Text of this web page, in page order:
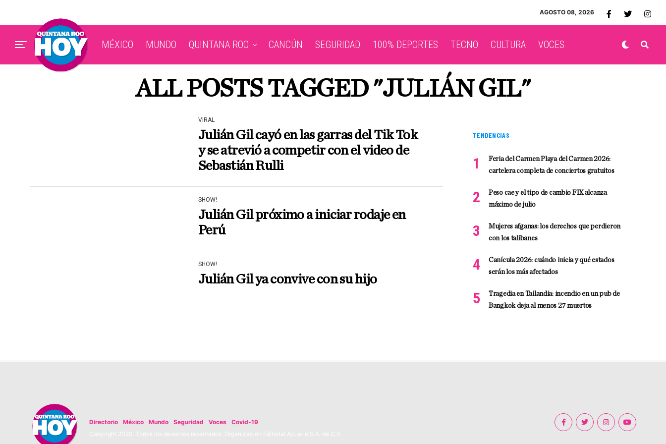
AGOSTO 08, 2026
MÉXICO MUNDO QUINTANA ROO CANCÚN SEGURIDAD 100% DEPORTES TECNO CULTURA VOCES
ALL POSTS TAGGED "JULIÁN GIL"
VIRAL
Julián Gil cayó en las garras del Tik Tok
y se atrevió a competir con el video de
Sebastián Rulli
SHOW!
Julián Gil próximo a iniciar rodaje en
Perú
SHOW!
Julián Gil ya convive con su hijo
TENDENCIAS
Feria del Carmen Playa del Carmen 2026:
cartelera completa de conciertos gratuitos
Peso cae y el tipo de cambio FIX alcanza
máximo de julio
Mujeres afganas: los derechos que perdieron
con los talibanes
Canícula 2026: cuándo inicia y qué estados
serán los más afectados
Tragedia en Tailandia: incendio en un pub de
Bangkok deja al menos 27 muertos
Directorio México Mundo Seguridad Voces
Covid-19